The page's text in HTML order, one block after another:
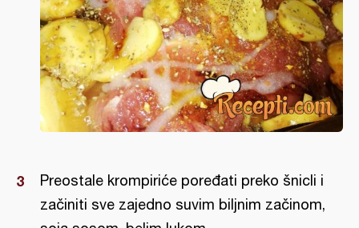
Preostale krompiriće poređati preko šnicli i
začiniti sve zajedno suvim biljnim začinom,